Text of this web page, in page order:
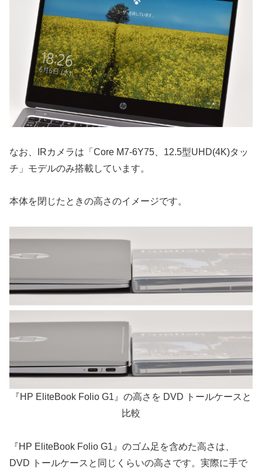
なお、IRカメラは「Core M7-6Y75、12.5型UHD(4K)タッ
チ」モデルのみ搭載しています。
本体を閉じたときの高さのイメージです。
『HP EliteBook Folio G1』の高さを DVD トールケースと
比較
『HP EliteBook Folio G1』のゴム足を含めた高さは、
DVD トールケースと同じくらいの高さです。実際に手で